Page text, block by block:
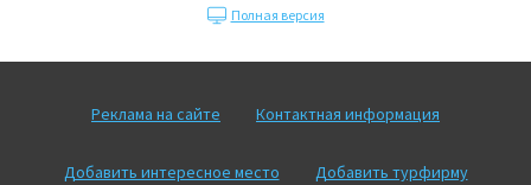
Полная версия
Реклама на сайте Контактная информация
Добавить интересное место Добавить турфирму